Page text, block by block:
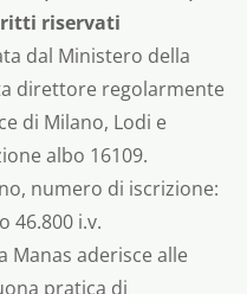
riservati
dal Ministero della
direttore regolarmente
di Milano, Lodi e
albo 16109.
numero di iscrizione:
46.800 i.v.
Manas aderisce alle
pratica di